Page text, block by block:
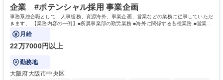
企業 #ポテンシャル採用 事業企画
事務系総合職として、人事総務、資源海外、事業企画、営業などの業務に従事していただ
きます。 【業務内容の一例】■所属事業部の勤労業務 ■海外に関係する各種業務 ■営業部
門の企画スタッフ、ルート営業
月給
22万7000円以上
勤務地
大阪府大阪市中央区